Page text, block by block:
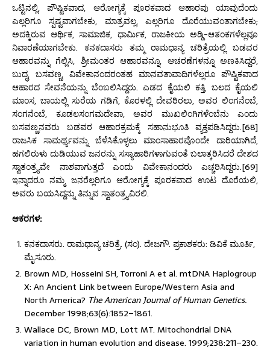
ಒಟ್ಟಿನಲ್ಲಿ, ಪೌಷ್ಟಿಕವಾದ, ಆರೋಗ್ಯಕ್ಕೆ ಪೂರಕವಾದ ಆಹಾರವು ಯಾವುದೆಂದು
ಎಲ್ಲರಿಗೂ ಸ್ಪಷ್ಟವಾಗಬೇಕು, ಮಾತ್ರವಲ್ಲ, ಎಲ್ಲರಿಗೂ ದೊರೆಯುವಂತಾಗಬೇಕು;
ಅದಕ್ಕಿರುವ ಆರ್ಥಿಕ, ಸಾಮಾಜಿಕ, ಧಾರ್ಮಿಕ, ರಾಜಕೀಯ ಅಡ್ಡಿ-ಆತಂಕಗಳೆಲ್ಲವೂ
ನಿವಾರಣೆಯಾಗಬೇಕು. ಕನಕದಾಸರು ತಮ್ಮ ರಾಮಧಾನ್ಯ ಚರಿತ್ರೆಯಲ್ಲಿ ಬಡವರ
ಆಹಾರವನ್ನು ಗೆಲ್ಲಿಸಿ, ಶ್ರೀಮಂತರ ಆಹಾರವನ್ನೂ, ಆಚರಣೆಗಳನ್ನೂ ಅಣಕಿಸಿದ್ದರೆ,
ಬುದ್ಧ, ಬಸವಣ್ಣ, ವಿವೇಕಾನಂದರಂತಹ ಮಾನವತಾವಾದಿಗಳೆಲ್ಲರೂ ಪೌಷ್ಟಿಕವಾದ
ಆಹಾರದ ಸೇವನೆಯನ್ನು ಬೆಂಬಲಿಸಿದ್ದರು. ಎಡದ ಕೈಯಲಿ ಕತ್ತಿ, ಬಲದ ಕೈಯಲಿ
ಮಾಂಸ, ಬಾಯಲ್ಲಿ ಸುರೆಯ ಗಡಿಗೆ, ಕೊರಳಲ್ಲಿ ದೇವರಿರಲು, ಅವರ ಲಿಂಗನೆಂಬೆ,
ಸಂಗನೆಂಬೆ, ಕೂಡಲಸಂಗಮದೇವಾ, ಅವರ ಮುಖಲಿಂಗಿಗಳೆಂಬೆನು ಎಂದು
ಬಸವಣ್ಣನವರು ಬಡವರ ಆಹಾರಕ್ರಮಕ್ಕೆ ಸಹಾನುಭೂತಿ ವ್ಯಕ್ತಪಡಿಸಿದ್ದರು.[68]
ರಾಜಸಿಕ ಸಾಮರ್ಥ್ಯವನ್ನು ಬೆಳೆಸಿಕೊಳ್ಳಲು ಮಾಂಸಾಹಾರವೊಂದೇ ದಾರಿಯಾಗಿದೆ,
ಹಗಲಿರುಳು ದುಡಿಯುವ ಜನರನ್ನು ಸಸ್ಯಾಹಾರಿಗಳಾಗುವಂತೆ ಬಲಾತ್ಕರಿಸಿದರೆ ದೇಶದ
ಸ್ವಾತಂತ್ರ್ಯವೇ ನಾಶವಾಗುತ್ತದೆ ಎಂದು ವಿವೇಕಾನಂದರು ಎಚ್ಚರಿಸಿದ್ದರು.[69]
ಇನ್ನಾದರೂ ನಮ್ಮ ಜನರೆಲ್ಲರಿಗೂ ಆರೋಗ್ಯಕ್ಕೆ ಪೂರಕವಾದ ಊಟ ದೊರೆಯಲಿ,
ಅವರು ಬಯಸಿದ್ದನ್ನು ತಿನ್ನುವ ಸ್ವಾತಂತ್ರ್ಯವಿರಲಿ.
ಆಕರಗಳ:
ಕನಕದಾಸರು. ರಾಮಧಾನ್ಯ ಚರಿತ್ರೆ. (ಸಂ). ದೇಜಗೌ. ಪ್ರಕಾಶಕರು: ಡಿವಿಕೆ ಮೂರ್ತಿ,
ಮೈಸೂರು.
Brown MD, Hosseini SH, Torroni A et al. mtDNA Haplogroup
X: An Ancient Link between Europe/Western Asia and
North America? The American Journal of Human Genetics.
December 1998;63(6):1852–1861.
Wallace DC, Brown MD, Lott MT. Mitochondrial DNA
variation in human evolution and disease. 1999;238:211–230.